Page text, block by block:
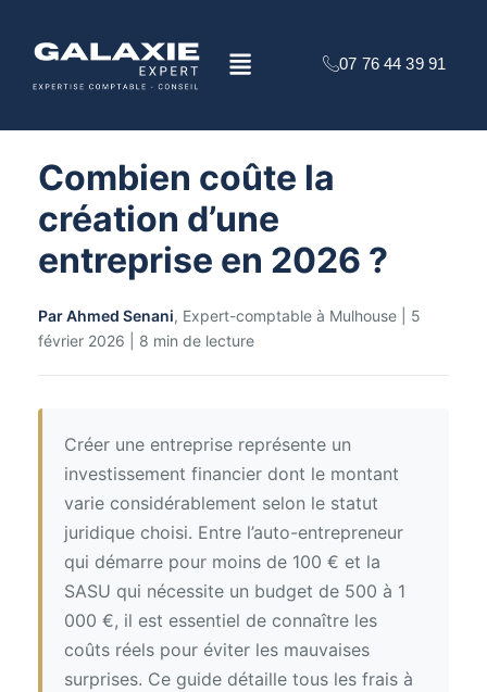
contenu
Menu 07 76 44 39 91
Combien coûte la
création d’une
entreprise en 2026 ?
Par Ahmed Senani, Expert-comptable à Mulhouse | 5
février 2026 | 8 min de lecture
Créer une entreprise représente un
investissement financier dont le montant
varie considérablement selon le statut
juridique choisi. Entre l’auto-entrepreneur
qui démarre pour moins de 100 € et la
SASU qui nécessite un budget de 500 à 1
000 €, il est essentiel de connaître les
coûts réels pour éviter les mauvaises
surprises. Ce guide détaille tous les frais à